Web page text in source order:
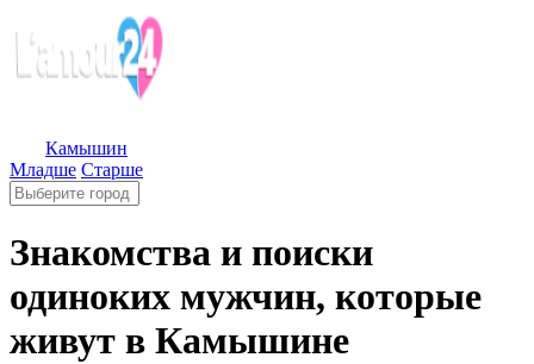
Камышин
Младше Старше
Знакомства и поиски
одиноких мужчин, которые
живут в Камышине